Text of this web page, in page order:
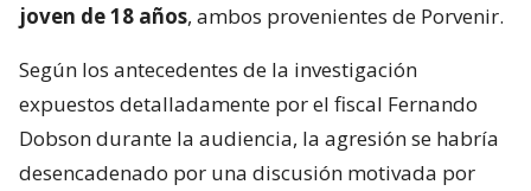
joven de 18 años, ambos provenientes de Porvenir.
Según los antecedentes de la investigación
expuestos detalladamente por el fiscal Fernando
Dobson durante la audiencia, la agresión se habría
desencadenado por una discusión motivada por